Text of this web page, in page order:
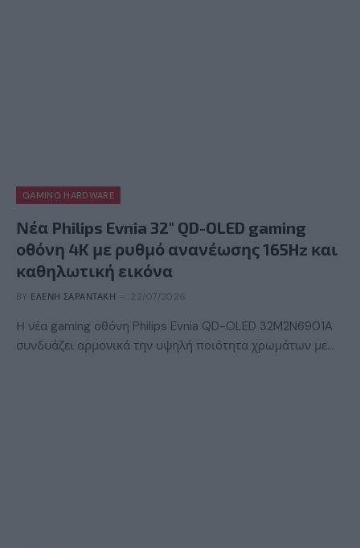
GAMING HARDWARE
Νέα Philips Evnia 32″ QD-OLED gaming
οθόνη 4K με ρυθμό ανανέωσης 165Hz και
καθηλωτική εικόνα
BY ΕΛΈΝΗ ΣΑΡΑΝΤΆΚΗ 22/07/2026
Η νέα gaming οθόνη Philips Evnia QD-OLED 32M2N6901A
συνδυάζει αρμονικά την υψηλή ποιότητα χρωμάτων με…